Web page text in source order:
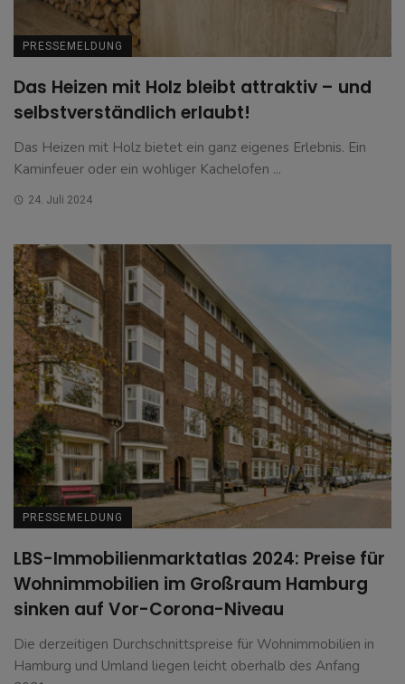
PRESSEMELDUNG
Das Heizen mit Holz bleibt attraktiv – und
selbstverständlich erlaubt!
Das Heizen mit Holz bietet ein ganz eigenes Erlebnis. Ein
Kaminfeuer oder ein wohliger Kachelofen ...
24. Juli 2024
PRESSEMELDUNG
LBS-Immobilienmarktatlas 2024: Preise für
Wohnimmobilien im Großraum Hamburg
sinken auf Vor-Corona-Niveau
Die derzeitigen Durchschnittspreise für Wohnimmobilien in
Hamburg und Umland liegen leicht oberhalb des Anfang